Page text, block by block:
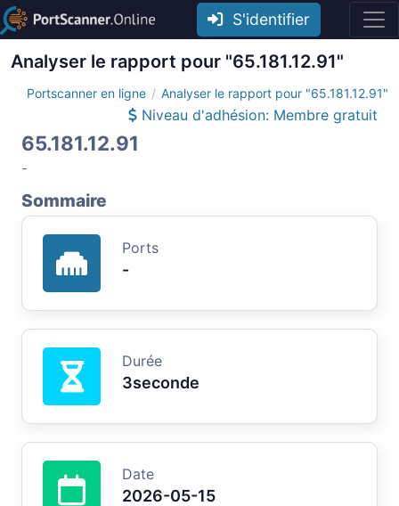
S'identifier
Analyser le rapport pour "65.181.12.91"
Portscanner en ligne Analyser le rapport pour "65.181.12.91"
Niveau d'adhésion: Membre gratuit
65.181.12.91
-
Sommaire
Ports
-
Durée
3seconde
Date
2026-05-15